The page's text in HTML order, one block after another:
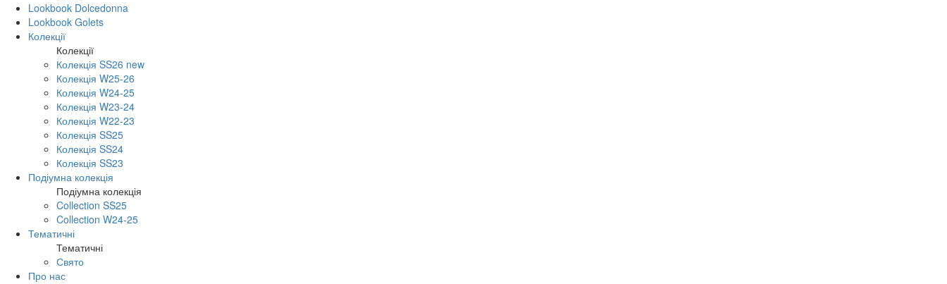
Lookbook Dolcedonna
Lookbook Golets
Колекції
Колекції
Колекція SS26 new
Колекція W25-26
Колекція W24-25
Колекція W23-24
Колекція W22-23
Колекція SS25
Колекція SS24
Колекція SS23
Подіумна колекція
Подіумна колекція
Collection SS25
Collection W24-25
Тематичні
Тематичні
Свято
Про нас